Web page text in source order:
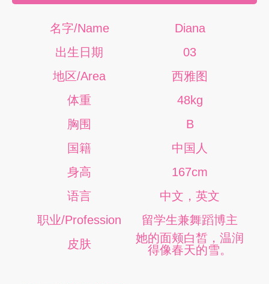
名字/Name
Diana
出生日期
03
地区/Area
西雅图
体重
48kg
胸围
B
国籍
中国人
身高
167cm
语言
中文，英文
职业/Profession
留学生兼舞蹈博主
皮肤
她的面颊白皙，温润
得像春天的雪。